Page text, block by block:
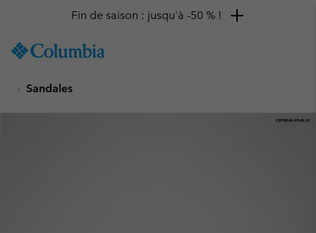
TO
SKIP
MAIN
Fin de saison : jusqu'à -50 % !
Sandales